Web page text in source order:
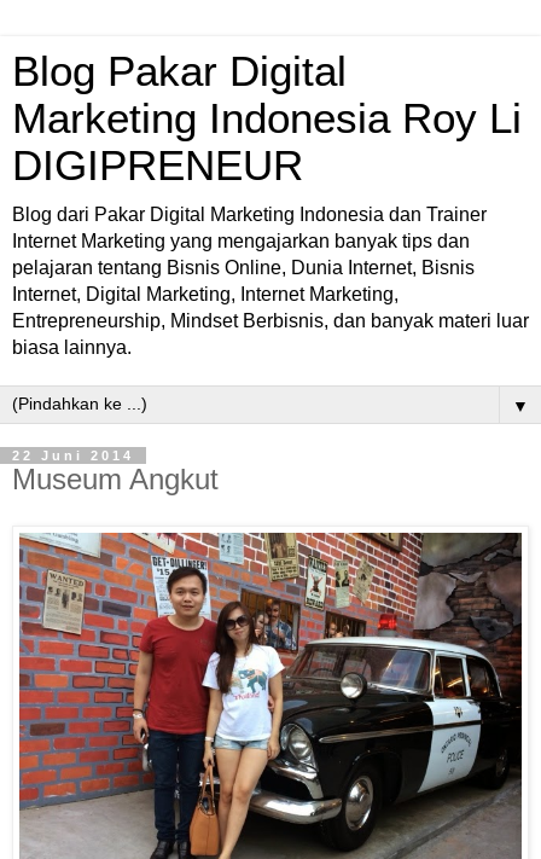
Blog Pakar Digital
Marketing Indonesia Roy Li
DIGIPRENEUR
Blog dari Pakar Digital Marketing Indonesia dan Trainer
Internet Marketing yang mengajarkan banyak tips dan
pelajaran tentang Bisnis Online, Dunia Internet, Bisnis
Internet, Digital Marketing, Internet Marketing,
Entrepreneurship, Mindset Berbisnis, dan banyak materi luar
biasa lainnya.
▼
22 Juni 2014
Museum Angkut